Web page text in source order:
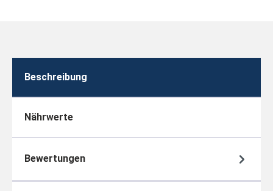
Beschreibung
Nährwerte
Bewertungen